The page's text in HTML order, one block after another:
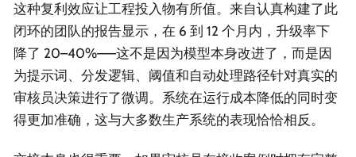
这种复利效应让工程投入物有所值。来自认真构建了此
闭环的团队的报告显示，在 6 到 12 个月内，升级率下
降了 20–40%——这不是因为模型本身改进了，而是因
为提示词、分发逻辑、阈值和自动处理路径针对真实的
审核员决策进行了微调。系统在运行成本降低的同时变
得更加准确，这与大多数生产系统的表现恰恰相反。